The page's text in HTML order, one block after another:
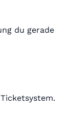
du gerade